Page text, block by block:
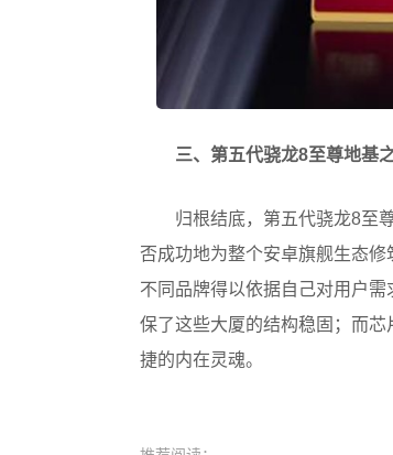
三、第五代骁龙8至尊地基
归根结底，第五代骁龙8至
否成功地为整个安卓旗舰生态修
不同品牌得以依据自己对用户
保了这些大厦的结构稳固；而
捷的内在灵魂。